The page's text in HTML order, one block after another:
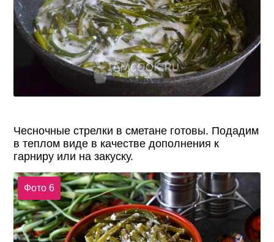
Чесночные стрелки в сметане готовы. Подадим
в теплом виде в качестве дополнения к
гарниру или на закуску.
Фото 6